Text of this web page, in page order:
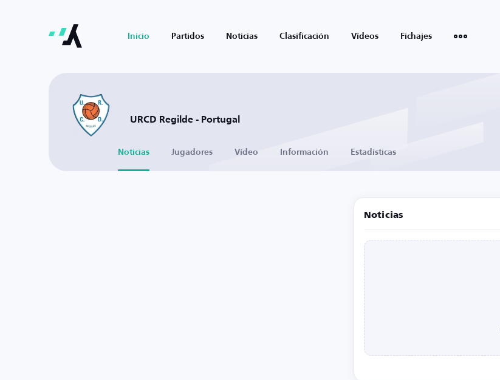
Inicio Partidos Noticias Clasificación Vídeos Fichajes
URCD Regilde - Portugal
Noticias Jugadores Vídeo Información Estadísticas
Noticias